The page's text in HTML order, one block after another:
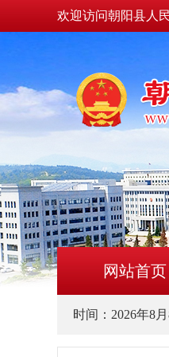
欢迎访问朝阳县人
网站首页
时间： 2026年8